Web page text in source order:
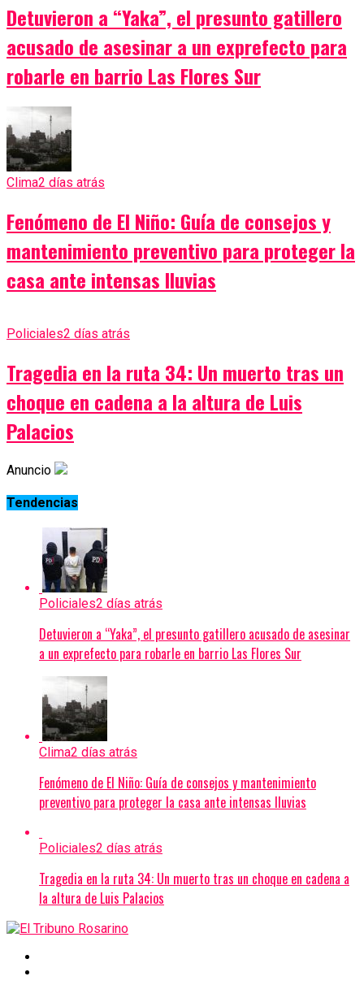
Detuvieron a “Yaka”, el presunto gatillero
acusado de asesinar a un exprefecto para
robarle en barrio Las Flores Sur
Clima2 días atrás
Fenómeno de El Niño: Guía de consejos y
mantenimiento preventivo para proteger la
casa ante intensas lluvias
Policiales2 días atrás
Tragedia en la ruta 34: Un muerto tras un
choque en cadena a la altura de Luis
Palacios
Anuncio
Tendencias
Policiales2 días atrás
Detuvieron a “Yaka”, el presunto gatillero acusado de asesinar
a un exprefecto para robarle en barrio Las Flores Sur
Clima2 días atrás
Fenómeno de El Niño: Guía de consejos y mantenimiento
preventivo para proteger la casa ante intensas lluvias
Policiales2 días atrás
Tragedia en la ruta 34: Un muerto tras un choque en cadena a
la altura de Luis Palacios